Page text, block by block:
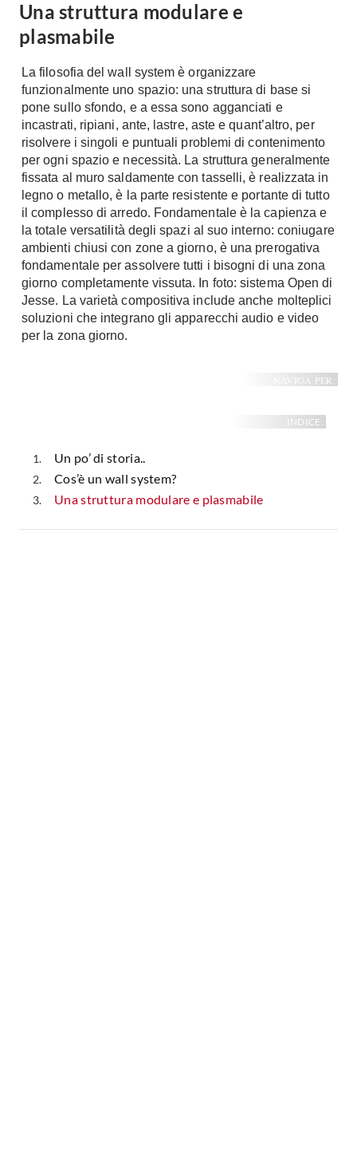
Materassi
Memory Foam
Reti Letto
Cuscini
Consigli materassi
Bagno
Arredo Bagno
Sanitari
Cabine Doccia
Idromassaggio
Accessori Bagno
Rubinetteria
Vasche da Bagno
Gazebo
A Chiocciola
Rivestimenti
Ceramica
Cotto
Resina
Parquet
Gres
Moquette
Carta da parati
Pavimenti esterni
Fai da te in giardino
Casa fai da te
Una struttura modulare e
plasmabile
La filosofia del wall system è organizzare
funzionalmente uno spazio: una struttura di base si
pone sullo sfondo, e a essa sono agganciati e
incastrati, ripiani, ante, lastre, aste e quant’altro, per
risolvere i singoli e puntuali problemi di contenimento
per ogni spazio e necessità. La struttura generalmente
fissata al muro saldamente con tasselli, è realizzata in
legno o metallo, è la parte resistente e portante di tutto
il complesso di arredo. Fondamentale è la capienza e
la totale versatilità degli spazi al suo interno: coniugare
ambienti chiusi con zone a giorno, è una prerogativa
fondamentale per assolvere tutti i bisogni di una zona
giorno completamente vissuta. In foto: sistema Open di
Jesse. La varietà compositiva include anche molteplici
soluzioni che integrano gli apparecchi audio e video
per la zona giorno.
NAVIGA PER:
INDICE:
Un po’ di storia..
Cos’è un wall system?
Una struttura modulare e plasmabile